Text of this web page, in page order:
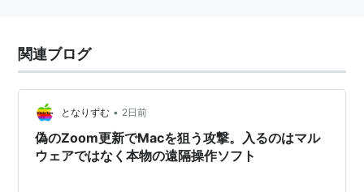
関連ブログ
となりずむ • 2日前
偽のZoom更新でMacを狙う攻撃。入るのはマル
ウェアではなく本物の遠隔操作ソフト